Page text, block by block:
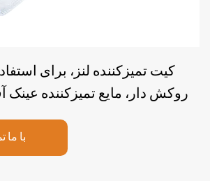
کیت تمیزکننده لنز، برای
روکش دار، مایع تمیزکننده عینک
با ما